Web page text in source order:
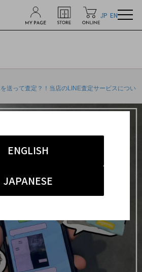
JP EN
ENGLISH
JAPANESE
送って査定？！当店のLINE査定サービスについ